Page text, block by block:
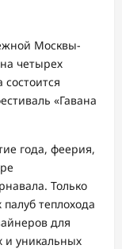
Москвы-
четырех
«Гавана
года, феерия,
Только
теплохода
для
уникальных